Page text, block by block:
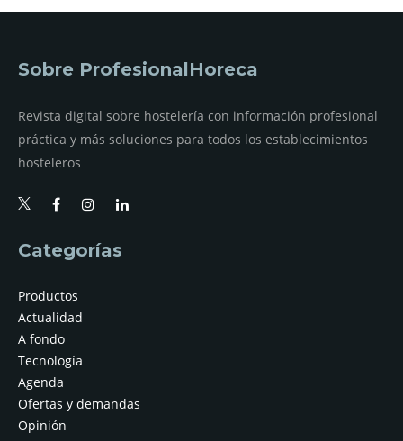
Sobre ProfesionalHoreca
Revista digital sobre hostelería con información profesional
práctica y más soluciones para todos los establecimientos
hosteleros
Categorías
Productos
Actualidad
A fondo
Tecnología
Agenda
Ofertas y demandas
Opinión